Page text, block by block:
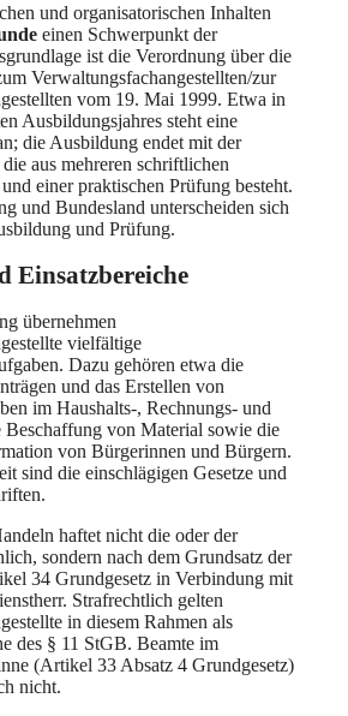
und organisatorischen Inhalten
einen Schwerpunkt der
ist die Verordnung über die
Verwaltungsfachangestellten/zur
vom 19. Mai 1999. Etwa in
Ausbildungsjahres steht eine
die Ausbildung endet mit der
aus mehreren schriftlichen
einer praktischen Prüfung besteht.
und Bundesland unterscheiden sich
und Prüfung.
Einsatzbereiche
übernehmen
vielfältige
Dazu gehören etwa die
und das Erstellen von
im Haushalts-, Rechnungs- und
Beschaffung von Material sowie die
von Bürgerinnen und Bürgern.
sind die einschlägigen Gesetze und
haftet nicht die oder der
sondern nach dem Grundsatz der
34 Grundgesetz in Verbindung mit
Strafrechtlich gelten
in diesem Rahmen als
des § 11 StGB. Beamte im
(Artikel 33 Absatz 4 Grundgesetz)
nicht.